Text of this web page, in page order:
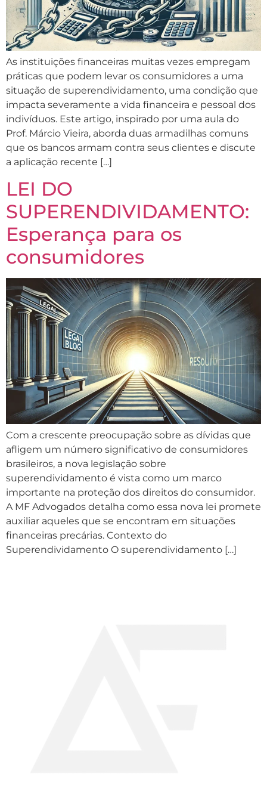
As instituições financeiras muitas vezes empregam
práticas que podem levar os consumidores a uma
situação de superendividamento, uma condição que
impacta severamente a vida financeira e pessoal dos
indivíduos. Este artigo, inspirado por uma aula do
Prof. Márcio Vieira, aborda duas armadilhas comuns
que os bancos armam contra seus clientes e discute
a aplicação recente […]
LEI DO
SUPERENDIVIDAMENTO:
Esperança para os
consumidores
Com a crescente preocupação sobre as dívidas que
afligem um número significativo de consumidores
brasileiros, a nova legislação sobre
superendividamento é vista como um marco
importante na proteção dos direitos do consumidor.
A MF Advogados detalha como essa nova lei promete
auxiliar aqueles que se encontram em situações
financeiras precárias. Contexto do
Superendividamento O superendividamento […]